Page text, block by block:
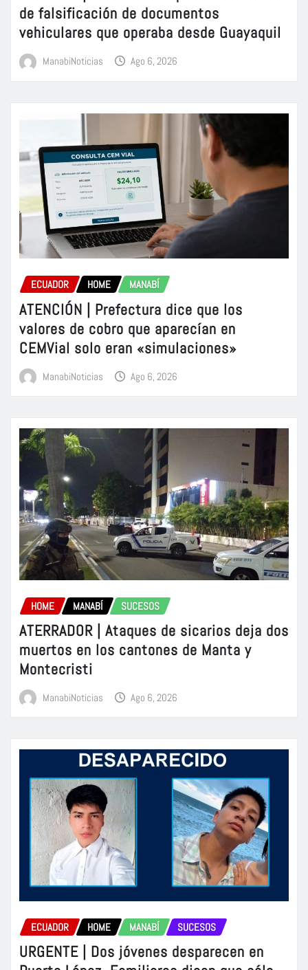
de falsificación de documentos
vehiculares que operaba desde Guayaquil
ManabiNoticias Ago 6, 2026
ECUADOR HOME MANABÍ
ATENCIÓN | Prefectura dice que los
valores de cobro que aparecían en
CEMVial solo eran «simulaciones»
ManabiNoticias Ago 6, 2026
HOME MANABÍ SUCESOS
ATERRADOR | Ataques de sicarios deja dos
muertos en los cantones de Manta y
Montecristi
ManabiNoticias Ago 6, 2026
ECUADOR HOME MANABÍ SUCESOS
URGENTE | Dos jóvenes desparecen en